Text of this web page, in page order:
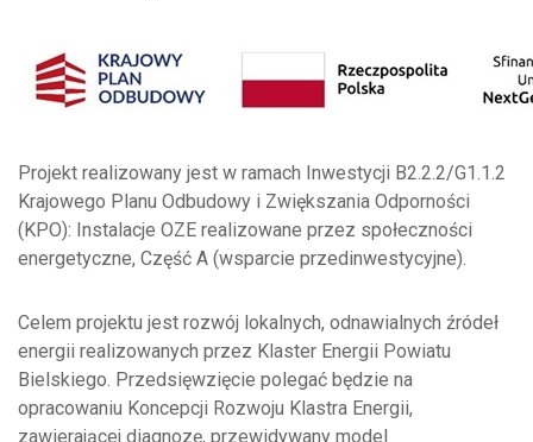
Projekt realizowany jest w ramach Inwestycji B2.2.2/G1.1.2
Krajowego Planu Odbudowy i Zwiększania Odporności
(KPO): Instalacje OZE realizowane przez społeczności
energetyczne, Część A (wsparcie przedinwestycyjne).
Celem projektu jest rozwój lokalnych, odnawialnych źródeł
energii realizowanych przez Klaster Energii Powiatu
Bielskiego. Przedsięwzięcie polegać będzie na
opracowaniu Koncepcji Rozwoju Klastra Energii,
zawierającej diagnozę, przewidywany model